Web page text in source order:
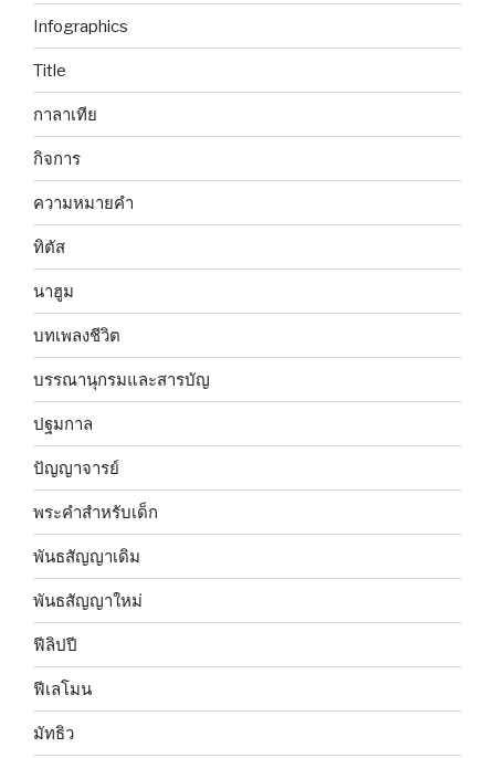
Infographics
Title
กาลาเทีย
กิจการ
ความหมายคำ
ทิตัส
นาฮูม
บทเพลงชีวิต
บรรณานุกรมและสารบัญ
ปฐมกาล
ปัญญาจารย์
พระคำสำหรับเด็ก
พันธสัญญาเดิม
พันธสัญญาใหม่
ฟีลิปปี
ฟีเลโมน
มัทธิว